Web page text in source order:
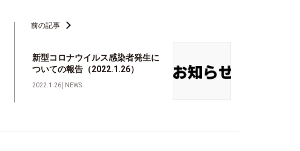
前の記事
新型コロナウイルス感染者発生に
ついての報告（2022.1.26）
2022.1.26 NEWS